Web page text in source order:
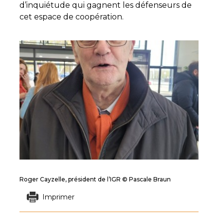
d’inquiétude qui gagnent les défenseurs de
cet espace de coopération.
Roger Cayzelle, président de l’IGR © Pascale Braun
Imprimer